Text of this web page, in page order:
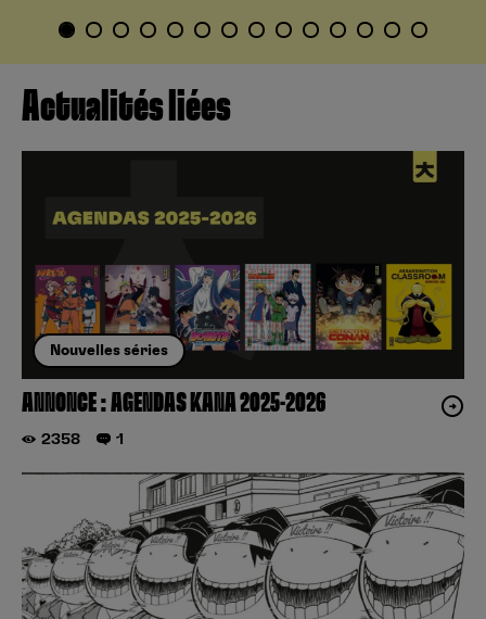
1 2 3 4 5 6 7 8 9 10 11 12 13 14
Actualités liées
Nouvelles séries
ANNONCE : AGENDAS KANA 2025-2026
2358 1